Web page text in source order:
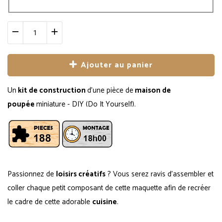
Ajouter au panier
Un kit de constructiond'une pièce demaison de
poupéeminiature - DIY (Do It Yourself).
Passionnez de loisirs créatifs? Vous serez ravis d'assembler et
coller chaque petit composant de cette maquette afin de recréer
le cadre de cette adorable cuisine.